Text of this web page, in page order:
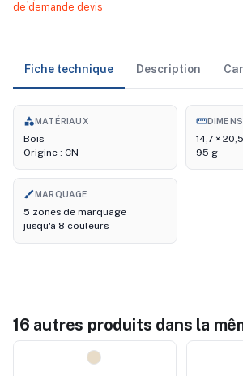
de demande devis
Fiche technique Description
categoryMATÉRIAUX
Bois
Origine : CN
straighten
14,7 ×
95 g
brushMARQUAGE
5 zones de marquage
jusqu'à 8 couleurs
16 autres produits dans la